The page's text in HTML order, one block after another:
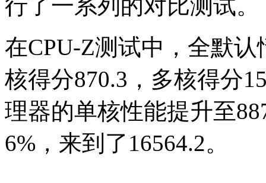
行了一系列的对比测试。
在CPU-Z测试中，全默
核得分870.3，多核得分
理器的单核性能提升至
6%，来到了16564.2。